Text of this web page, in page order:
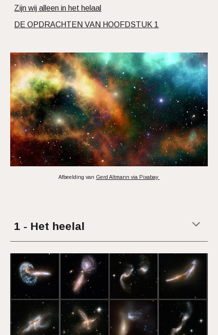
Zijn wij alleen in het helaal
DE OPDRACHTEN VAN HOOFDSTUK 1
Afbeelding van Gerd Altmann via Pixabay
1 - Het heelal